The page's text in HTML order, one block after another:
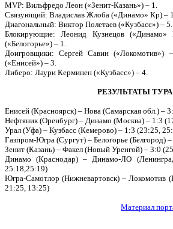
MVP: Вильфредо Леон («Зенит-Казань») – 1.
Связующий: Владислав Жлоба («Динамо» Кр) –
Диагональный: Виктор Полетаев («Кузбасс») – 5.
Блокирующие: Леонид Кузнецов
(«Белогорье») – 1.
Доигровщики: Сергей Савин («Локомотив»)
(«Енисей») – 3.
Либеро: Лаури Керминен («Кузбасс») – 4.
РЕЗУЛЬТАТЫ ТУРА
Енисей (Красноярск) – Нова (Самарская обл.) –
Нефтяник (Оренбург) – Динамо (Москва) – 1:3
Урал (Уфа) – Кузбасс (Кемерово) – 1:3 (23:25,
Газпром-Югра (Сургут) – Белогорье (Белгород)
Зенит (Казань) – Факел (Новый Уренгой) – 3:0
Динамо (Краснодар) – Динамо-ЛО
25:18,25:19)
Югра-Самотлор (Нижневартовск) – Локомотив
21:25, 13:25)
Материал